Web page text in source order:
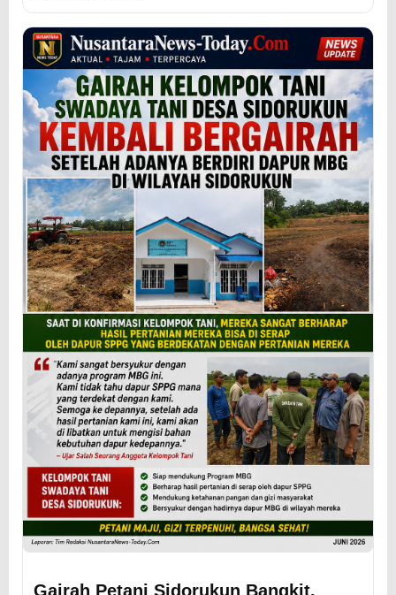
Gairah Petani Sidorukun Bangkit,